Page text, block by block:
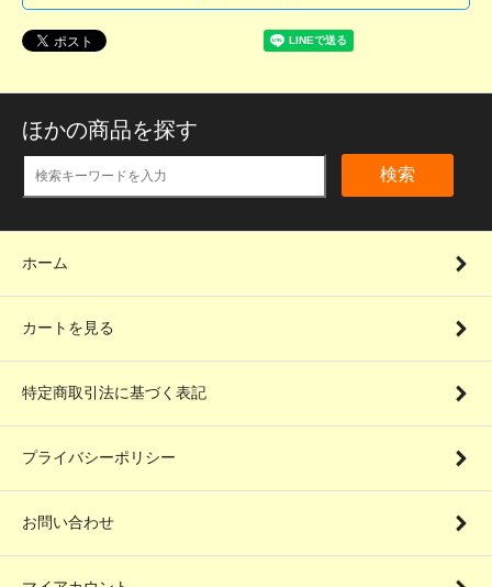
ほかの商品を探す
検索
ホーム
カートを見る
特定商取引法に基づく表記
プライバシーポリシー
お問い合わせ